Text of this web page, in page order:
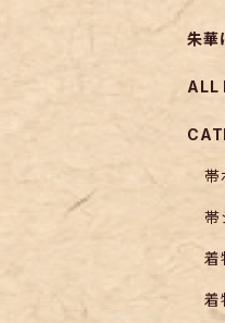
朱華
ALL
帯
帯
着
着